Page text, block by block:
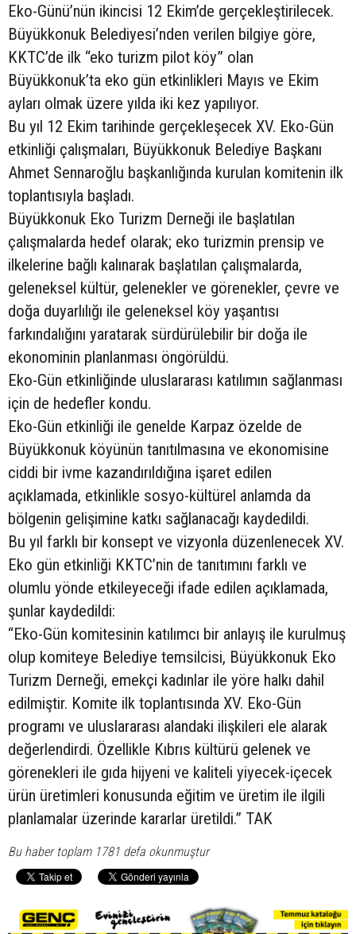
Eko-Günü’nün ikincisi 12 Ekim’de gerçekleştirilecek.
Büyükkonuk Belediyesi’nden verilen bilgiye göre,
KKTC’de ilk “eko turizm pilot köy” olan
Büyükkonuk’ta eko gün etkinlikleri Mayıs ve Ekim
ayları olmak üzere yılda iki kez yapılıyor.
Bu yıl 12 Ekim tarihinde gerçekleşecek XV. Eko-Gün
etkinliği çalışmaları, Büyükkonuk Belediye Başkanı
Ahmet Sennaroğlu başkanlığında kurulan komitenin ilk
toplantısıyla başladı.
Büyükkonuk Eko Turizm Derneği ile başlatılan
çalışmalarda hedef olarak; eko turizmin prensip ve
ilkelerine bağlı kalınarak başlatılan çalışmalarda,
geleneksel kültür, gelenekler ve görenekler, çevre ve
doğa duyarlılığı ile geleneksel köy yaşantısı
farkındalığını yaratarak sürdürülebilir bir doğa ile
ekonominin planlanması öngörüldü.
Eko-Gün etkinliğinde uluslararası katılımın sağlanması
için de hedefler kondu.
Eko-Gün etkinliği ile genelde Karpaz özelde de
Büyükkonuk köyünün tanıtılmasına ve ekonomisine
ciddi bir ivme kazandırıldığına işaret edilen
açıklamada, etkinlikle sosyo-kültürel anlamda da
bölgenin gelişimine katkı sağlanacağı kaydedildi.
Bu yıl farklı bir konsept ve vizyonla düzenlenecek XV.
Eko gün etkinliği KKTC’nin de tanıtımını farklı ve
olumlu yönde etkileyeceği ifade edilen açıklamada,
şunlar kaydedildi:
“Eko-Gün komitesinin katılımcı bir anlayış ile kurulmuş
olup komiteye Belediye temsilcisi, Büyükkonuk Eko
Turizm Derneği, emekçi kadınlar ile yöre halkı dahil
edilmiştir. Komite ilk toplantısında XV. Eko-Gün
programı ve uluslararası alandaki ilişkileri ele alarak
değerlendirdi. Özellikle Kıbrıs kültürü gelenek ve
görenekleri ile gıda hijyeni ve kaliteli yiyecek-içecek
ürün üretimleri konusunda eğitim ve üretim ile ilgili
planlamalar üzerinde kararlar üretildi.” TAK
Bu haber toplam 1781 defa okunmuştur